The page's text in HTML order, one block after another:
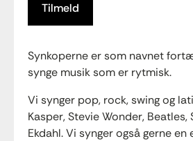
Tilmeld
Synkoperne er som navnet
synge musik som er rytmisk.
Vi synger pop, rock, swing og
Kasper, Stevie Wonder, Beatles,
Ekdahl. Vi synger også gerne en